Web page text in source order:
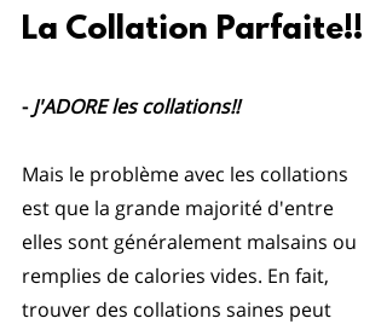
La Collation Parfaite!!
- J'ADORE les collations!!
Mais le problème avec les collations
est que la grande majorité d'entre
elles sont généralement malsains ou
remplies de calories vides. En fait,
trouver des collations saines peut